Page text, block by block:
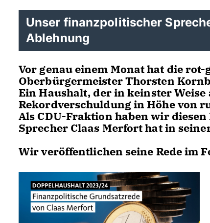
Unser finanzpolitischer
Ablehnung
Vor genau einem Monat hat die
Oberbürgermeister Thorsten
Ein Haushalt, der in keinster
Rekordverschuldung in Höhe von
Als CDU-Fraktion haben wir
Sprecher Claas Merfort hat in
Wir veröffentlichen seine Rede im